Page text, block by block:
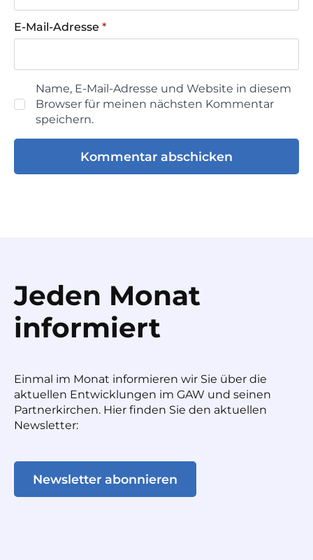
E-Mail-Adresse *
Name, E-Mail-Adresse und Website in diesem
Browser für meinen nächsten Kommentar
speichern.
Jeden Monat
informiert
Einmal im Monat informieren wir Sie über die
aktuellen Entwicklungen im GAW und seinen
Partnerkirchen. Hier finden Sie den aktuellen
Newsletter:
Newsletter abonnieren